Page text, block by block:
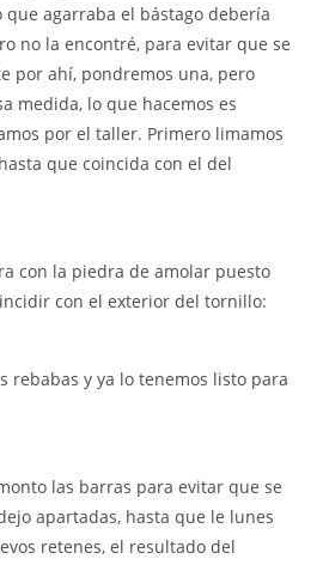
agarraba el bástago debería
no la encontré, para evitar que se
por ahí, pondremos una, pero
medida, lo que hacemos es
por el taller. Primero limamos
que coincida con el del
con la piedra de amolar puesto
con el exterior del tornillo:
rebabas y ya lo tenemos listo para
las barras para evitar que se
apartadas, hasta que le lunes
retenes, el resultado del